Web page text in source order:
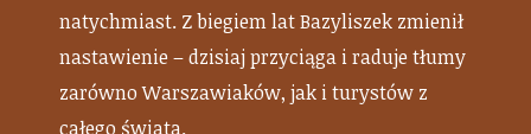
natychmiast. Z biegiem lat Bazyliszek zmienił
nastawienie – dzisiaj przyciąga i raduje tłumy
zarówno Warszawiaków, jak i turystów z
całego świata.